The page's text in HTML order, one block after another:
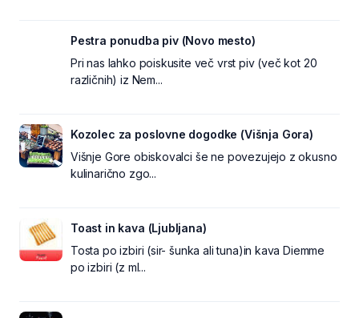
Pestra ponudba piv (Novo mesto)
Pri nas lahko poiskusite več vrst piv (več kot 20
različnih) iz Nem...
Kozolec za poslovne dogodke (Višnja Gora)
Višnje Gore obiskovalci še ne povezujejo z okusno
kulinarično zgo...
Toast in kava (Ljubljana)
Tosta po izbiri (sir- šunka ali tuna)in kava Diemme
po izbiri (z ml...